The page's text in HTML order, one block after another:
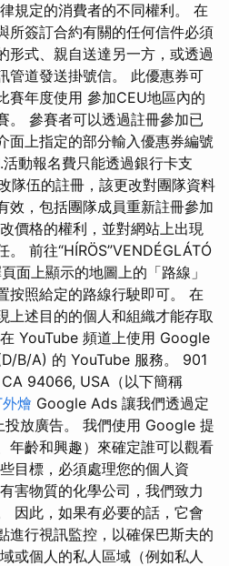
規定的消費者的不同權利。 在
所簽訂合約有關的任何信件必須
形式、親自送達另一方，或透過
管道發送掛號信。 此優惠券可
賽年度使用 參加CEU地區內的
。 參賽者可以透過註冊參加已
面上指定的部分輸入優惠券編號
動報名費只能透過銀行卡支
隊伍的註冊，該更改對團隊資料
效，包括團隊成員重新註冊參加
價格的權利，並對網站上出現
。 前往“HÍRÖS”VENDÉGLÁTÓ
面上顯示的地圖上的「路線」
按照給定的路線行駛即可。 在
上述目的的個人和組織才能存取
YouTube 頻道上使用 Google
B/A) 的 YouTube 服務。 901
94066, USA（以下簡稱
燴 Google Ads 讓我們透過定
放廣告。 我們使用 Google 提
年齡和興趣）來確定誰可以觀看
目標，必須處理您的個人資
害物質的化學公司，我們致力
因此，如果有必要的話，它會
進行視訊監控，以確保巴斯夫的
或個人的私人區域（例如私人